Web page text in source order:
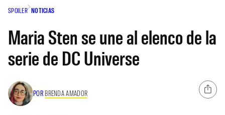
SPOILER NOTICIAS
Maria Sten se une al elenco de la
serie de DC Universe
POR BRENDA AMADOR